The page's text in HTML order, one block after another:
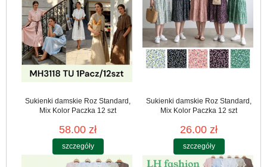
Sukienki damskie Roz Standard,
Mix Kolor Paczka 12 szt
58.00 zł
szczegóły
Sukienki damskie Roz Standard,
Mix Kolor Paczka 12 szt
26.00 zł
szczegóły